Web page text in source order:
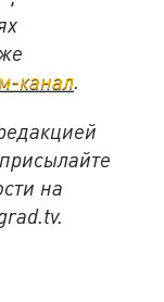
канал.
на